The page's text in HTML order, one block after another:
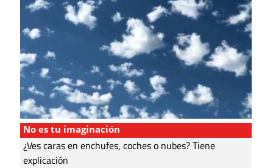
No es tu imaginación
¿Ves caras en enchufes, coches o nubes? Tiene
explicación